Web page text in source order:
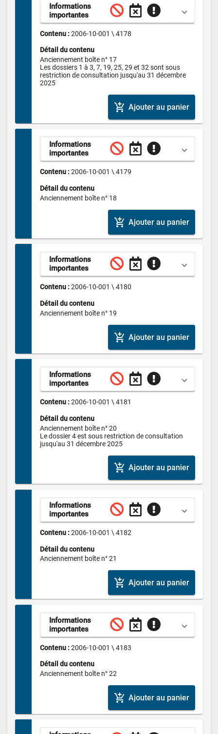
Informations
importantes
Contenu : 2006-10-001 \ 4178
Détail du contenu
Anciennement boîte n° 17
Les dossiers 1 à 3, 7, 19, 25, 29 et 32 sont sous
restriction de consultation jusqu'au 31 décembre
2025
add_shopping_cart Ajouter au panier
Informations
importantes
Contenu : 2006-10-001 \ 4179
Détail du contenu
Anciennement boîte n° 18
add_shopping_cart Ajouter au panier
Informations
importantes
Contenu : 2006-10-001 \ 4180
Détail du contenu
Anciennement boîte n° 19
add_shopping_cart Ajouter au panier
Informations
importantes
Contenu : 2006-10-001 \ 4181
Détail du contenu
Anciennement boîte n° 20
Le dossier 4 est sous restriction de consultation
jusqu'au 31 décembre 2025
add_shopping_cart Ajouter au panier
Informations
importantes
Contenu : 2006-10-001 \ 4182
Détail du contenu
Anciennement boîte n° 21
add_shopping_cart Ajouter au panier
Informations
importantes
Contenu : 2006-10-001 \ 4183
Détail du contenu
Anciennement boîte n° 22
add_shopping_cart Ajouter au panier